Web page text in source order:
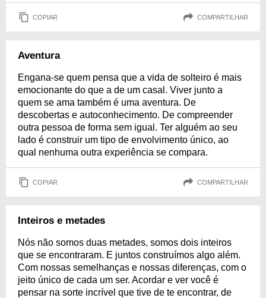
COPIAR COMPARTILHAR
Aventura
Engana-se quem pensa que a vida de solteiro é mais
emocionante do que a de um casal. Viver junto a
quem se ama também é uma aventura. De
descobertas e autoconhecimento. De compreender
outra pessoa de forma sem igual. Ter alguém ao seu
lado é construir um tipo de envolvimento único, ao
qual nenhuma outra experiência se compara.
COPIAR COMPARTILHAR
Inteiros e metades
Nós não somos duas metades, somos dois inteiros
que se encontraram. E juntos construímos algo além.
Com nossas semelhanças e nossas diferenças, com o
jeito único de cada um ser. Acordar e ver você é
pensar na sorte incrível que tive de te encontrar, de